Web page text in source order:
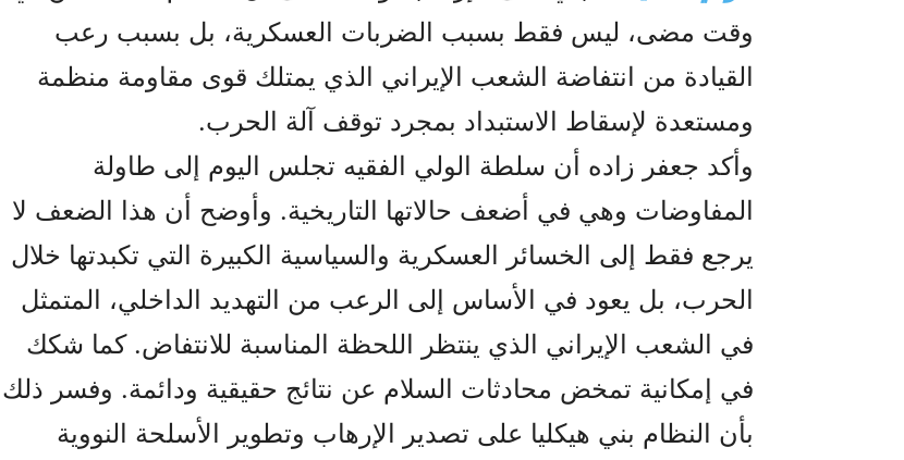
وقت مضى، ليس فقط بسبب الضربات العسكرية، بل بسبب رعب
القيادة من انتفاضة الشعب الإيراني الذي يمتلك قوى مقاومة منظمة
ومستعدة لإسقاط الاستبداد بمجرد توقف آلة الحرب.
وأکد جعفر زادە أن سلطة الولي الفقيه تجلس اليوم إلى طاولة
المفاوضات وهي في أضعف حالاتها التاريخية. وأوضح أن هذا الضعف لا
يرجع فقط إلى الخسائر العسكرية والسياسية الكبيرة التي تكبدتها خلال
الحرب، بل يعود في الأساس إلى الرعب من التهديد الداخلي، المتمثل
في الشعب الإيراني الذي ينتظر اللحظة المناسبة للانتفاض. کما شکك
في إمكانية تمخض محادثات السلام عن نتائج حقيقية ودائمة. وفسر ذلك
بأن النظام بني هيكليا على تصدير الإرهاب وتطوير الأسلحة النووية